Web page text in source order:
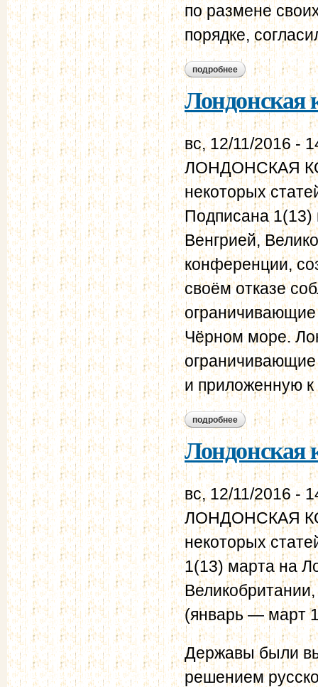
по размене
порядке,
подробнее о лондонская
Лондонская
вс, 12/11/2016 -
ЛОНДОНСКАЯ
некоторых
Подписана 1(13)
Венгрией,
конференции,
своём отказе
Чёрном море.
и приложенную к
подробнее о лондонская
Лондонская
вс, 12/11/2016 -
ЛОНДОНСКАЯ
некоторых
1(13) марта на
(январь — март
Державы были
решением